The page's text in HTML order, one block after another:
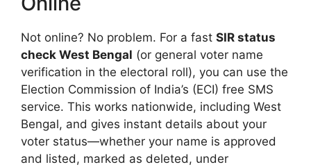
Not online? No problem. For a fast SIR status
check West Bengal (or general voter name
verification in the electoral roll), you can use the
Election Commission of India’s (ECI) free SMS
service. This works nationwide, including West
Bengal, and gives instant details about your
voter status—whether your name is approved
and listed, marked as deleted, under